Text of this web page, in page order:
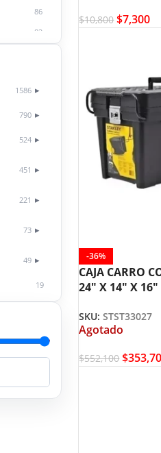
86
82
1586
790
524
451
221
73
49
19
17
$10,800 $7,300
-36%
CAJA CARRO
24″ X 14″ X
SKU:STST33027
Agotado
$552,100 $